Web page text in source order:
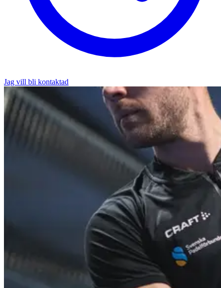
Jag vill bli kontaktad